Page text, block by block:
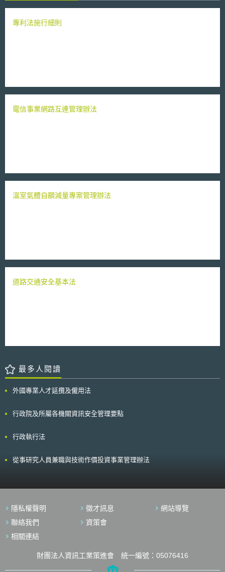
專利法施行細則
電信事業網路互連管理辦法
溫室氣體自願減量專案管理辦法
道路交通安全基本法
最多人閱讀
外國專業人才延攬及僱用法
行政院及所屬各機關資訊安全管理要點
行政執行法
從事研究人員兼職與技術作價投資事業管理辦法
隱私權聲明 徵才訊息
網站導覽
聯絡我們
資策會
相關連結
財團法人資訊工業策進會 統一編號：05076416